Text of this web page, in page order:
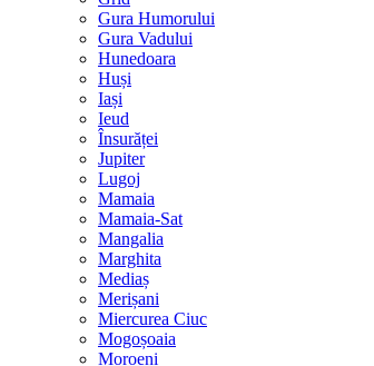
Gura Humorului
Gura Vadului
Hunedoara
Huși
Iași
Ieud
Însurăței
Jupiter
Lugoj
Mamaia
Mamaia-Sat
Mangalia
Marghita
Mediaș
Merișani
Miercurea Ciuc
Mogoșoaia
Moroeni